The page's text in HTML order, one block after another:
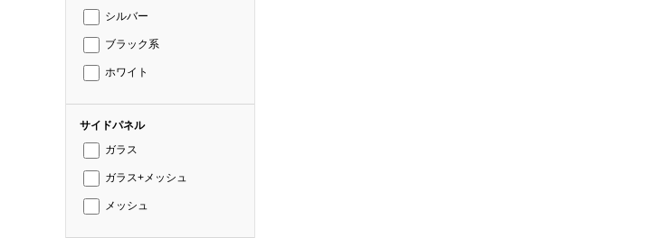
シルバー
ブラック系
ホワイト
サイドパネル
ガラス
ガラス+メッシュ
メッシュ